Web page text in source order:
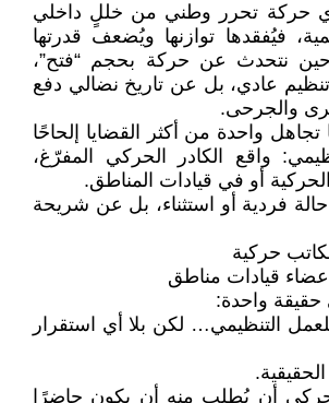
حركة تحرر وطني من خللٍ داخلي
فيُفقدها توازنها ويُضعف قدرتها
نتحدث عن حركة بحجم “فتح”،
عادي، بل عن تاريخ نضالي دفع
والجرحى.
تجاهل واحدة من أكثر القضايا إلحاحًا
واقع الكادر الحركي المفرّغ،
أو في قيادات المناطق.
فردية أو استثناء، بل عن شريحة
حركية
قيادات مناطق
واحدة:
التنظيمي… لكن بلا أي استقرار
أن يُطلب منه أن يكون حاضرًا